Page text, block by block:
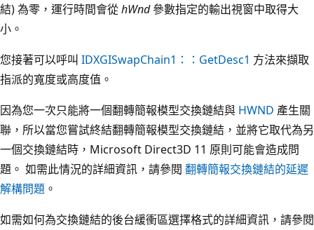
結) 為零，運行時間會從hWnd參數指定的輸出視窗中取得大
小。
您接著可以呼叫 IDXGISwapChain1：：GetDesc1 方法來擷取
指派的寬度或高度值。
因為您一次只能將一個翻轉簡報模型交換鏈結與 HWND 產生關
聯，所以當您嘗試終結翻轉簡報模型交換鏈結，並將它取代為另
一個交換鏈結時，Microsoft Direct3D 11 原則可能會造成問
題。 如需此情況的詳細資訊，請參閱 翻轉簡報交換鏈結的延遲
解構問題 。
如需如何為交換鏈結的後台緩衝區選擇格式的詳細資訊，請參閱